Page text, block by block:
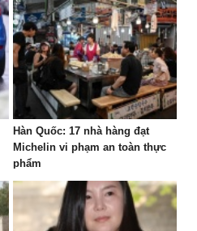
Hàn Quốc: 17 nhà hàng đạt
Michelin vi phạm an toàn thực
phẩm